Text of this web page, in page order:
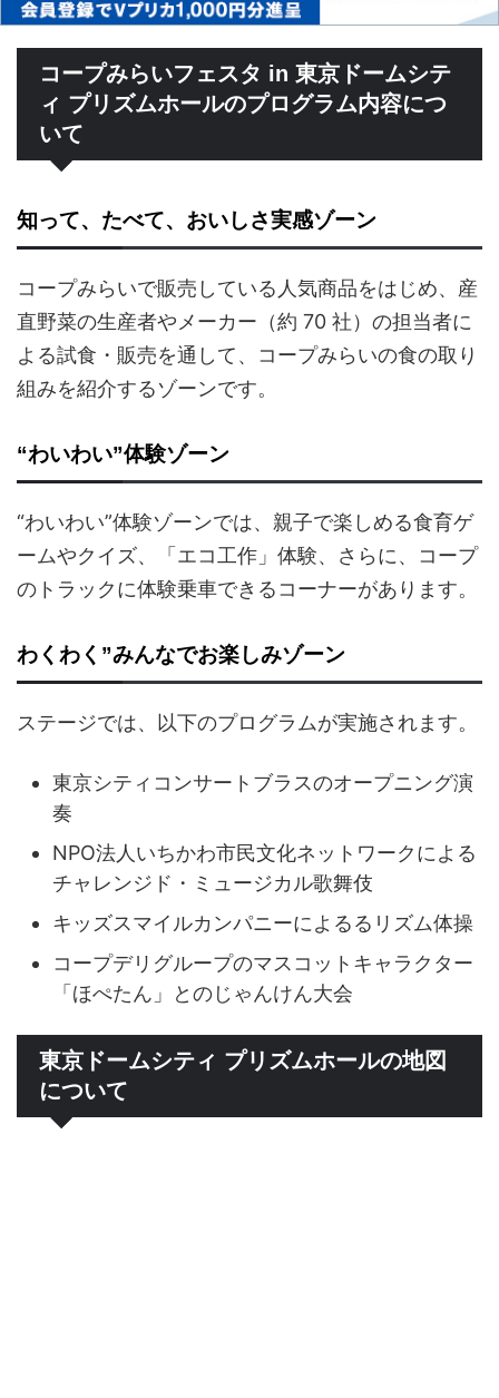
コープみらいフェスタ in 東京ドームシテ
ィ プリズムホールのプログラム内容につ
いて
知って、たべて、おいしさ実感ゾーン
コープみらいで販売している人気商品をはじめ、産
直野菜の生産者やメーカー（約 70 社）の担当者に
よる試食・販売を通して、コープみらいの食の取り
組みを紹介するゾーンです。
“わいわい”体験ゾーン
“わいわい”体験ゾーンでは、親子で楽しめる食育ゲ
ームやクイズ、「エコ工作」体験、さらに、コープ
のトラックに体験乗車できるコーナーがあります。
わくわく”みんなでお楽しみゾーン
ステージでは、以下のプログラムが実施されます。
東京シティコンサートブラスのオープニング演
奏
NPO法人いちかわ市民文化ネットワークによる
チャレンジド・ミュージカル歌舞伎
キッズスマイルカンパニーによるるリズム体操
コープデリグループのマスコットキャラクター
「ほぺたん」とのじゃんけん大会
東京ドームシティ プリズムホールの地図
について